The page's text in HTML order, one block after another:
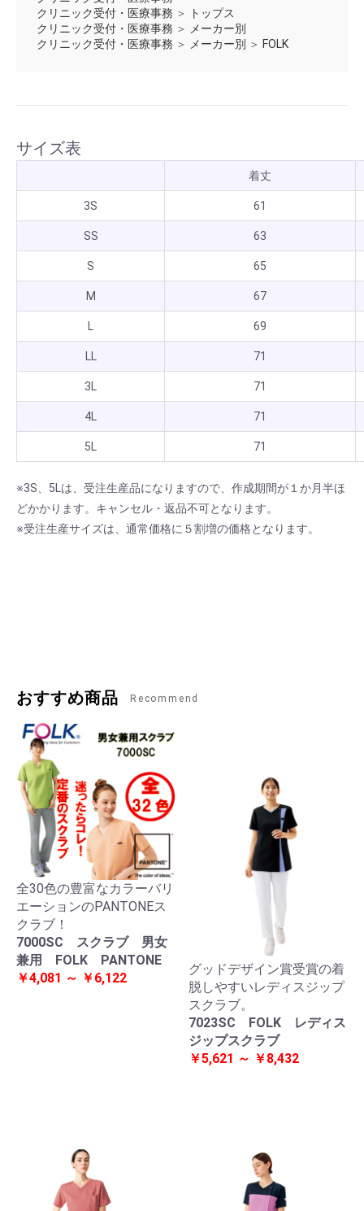
クリニック受付・医療事務 ＞
トップス
クリニック受付・医療事務 ＞
メーカー別
クリニック受付・医療事務 ＞ メーカー別 ＞ FOLK
サイズ表
着丈
3S 61
SS 63
S 65
M 67
L 69
LL 71
3L 71
4L 71
5L 71
※3S、5Lは、受注生産品になりますので、作成期間が１か月半ほ
どかかります。キャンセル・返品不可となります。
※受注生産サイズは、通常価格に５割増の価格となります。
おすすめ商品 Recommend
全30色の豊富なカラーバリ
エーションのPANTONEス
クラブ！
7000SC スクラブ 男女
兼用 FOLK PANTONE
￥4,081 ～ ￥6,122
グッドデザイン賞受賞の着
脱しやすいレディスジップ
スクラブ。
7023SC FOLK レディス
ジップスクラブ
￥5,621 ～ ￥8,432